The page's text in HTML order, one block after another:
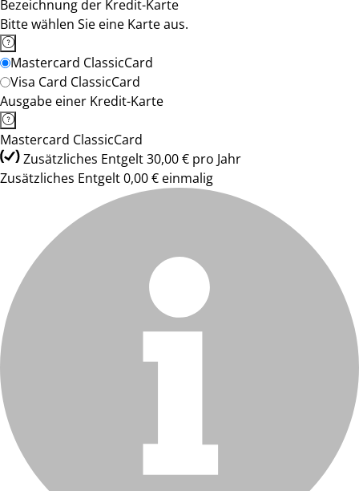
Bezeichnung der Kredit-Karte
Bitte wählen Sie eine Karte aus.
Mastercard ClassicCard
Visa Card ClassicCard
Ausgabe einer Kredit-Karte
Mastercard ClassicCard
Zusätzliches Entgelt 30,00 € pro Jahr
Zusätzliches Entgelt 0,00 € einmalig